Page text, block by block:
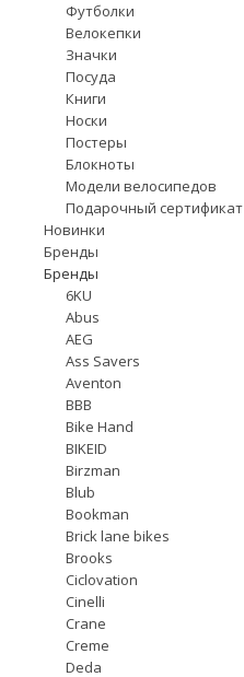
Футболки
Велокепки
Значки
Посуда
Книги
Носки
Постеры
Блокноты
Модели велосипедов
Подарочный сертификат
Новинки
Бренды
Бренды
6KU
Abus
AEG
Ass Savers
Aventon
BBB
Bike Hand
BIKEID
Birzman
Blub
Bookman
Brick lane bikes
Brooks
Ciclovation
Cinelli
Crane
Creme
Deda